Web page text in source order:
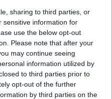
sharing to third parties, or
sensitive information for
use the below opt-out
Please note that after your
may continue seeing
information utilized by
to third parties prior to
opt-out of the further
by third parties on the
περιποιημένα studios
που φιλοξενούν
σας. Οι τιμές
δίκλινο με πρωινό.
Booking, από εδώ.